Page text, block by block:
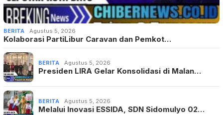
BERITA Agustus 5, 2026
Kolaborasi PartiLibur Caravan dan Pemkot…
BERITA Agustus 5, 2026
Presiden LIRA Gelar Konsolidasi di Malan…
BERITA Agustus 5, 2026
Melalui Inovasi ESSIDA, SDN Sidomulyo 02…